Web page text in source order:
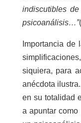
indiscutibles
psicoanálisis…”
Importancia de
siquiera, para
anécdota
en su totalidad
a apuntar